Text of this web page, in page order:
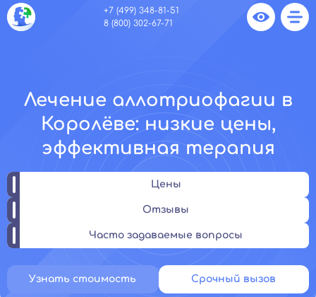
+7 (499) 348-81-51
8 (800) 302-67-71
Лечение аллотриофагии в
Королёве: низкие цены,
эффективная терапия
Цены
Отзывы
Часто задаваемые вопросы
Узнать стоимость Срочный вызов